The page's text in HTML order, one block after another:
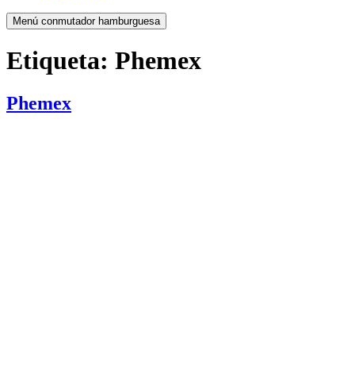
Menú conmutador hamburguesa
Etiqueta: Phemex
Phemex